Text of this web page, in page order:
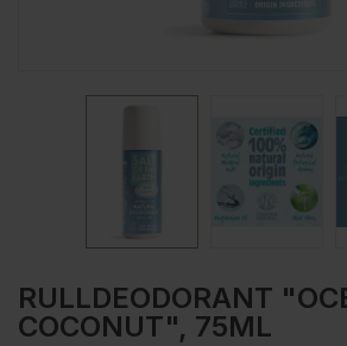
RULLDEODORANT
COCONUT", 75ML